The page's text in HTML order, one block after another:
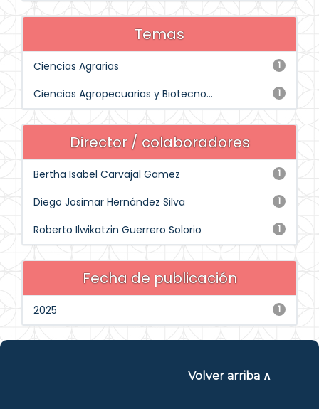
Temas
1
Ciencias Agrarias
1
Ciencias Agropecuarias y Biotecno...
Director / colaboradores
1
Bertha Isabel Carvajal Gamez
1
Diego Josimar Hernández Silva
1
Roberto Ilwikatzin Guerrero Solorio
Fecha de publicación
1
2025
Volver arriba ∧